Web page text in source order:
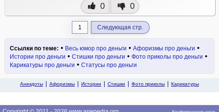
0 0
1 Следующая стр.
Ссылки по теме: • Весь юмор про деньги • Афоризмы про деньги •
Истории про деньги • Стишки про деньги • Фото приколы про деньги •
Карикатуры про деньги • Статусы про деньги
Анекдоты Афоризмы Истории Стишки Фото приколы Карикатуры